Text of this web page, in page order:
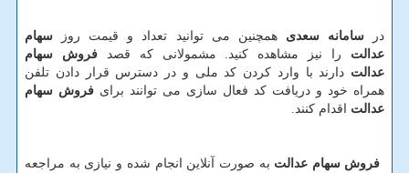
درسامانه سعدی همچنین می توانید تعداد و قیمت روز سهام
عدالت را نیز مشاهده کنید. مشمولانی که قصدفروش سهام
عدالت دارند با وارد کردن کد ملی و در دسترس قرار دادن تلفن
همراه خود و دریافت کد فعال سازی می توانند برای فروش سهام
عدالت اقدام کنند.
فروش سهام عدالت به صورت آنلاین انجام شده و نیازی به مراجعه